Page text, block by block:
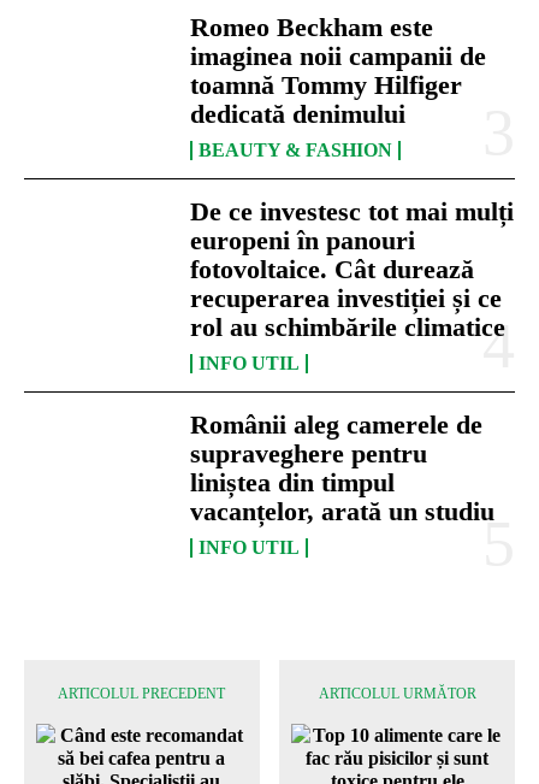
Romeo Beckham este
imaginea noii campanii de
toamnă Tommy Hilfiger
dedicată denimului
BEAUTY & FASHION
De ce investesc tot mai mulți
europeni în panouri
fotovoltaice. Cât durează
recuperarea investiției și ce
rol au schimbările climatice
INFO UTIL
Românii aleg camerele de
supraveghere pentru
liniștea din timpul
vacanțelor, arată un studiu
INFO UTIL
ARTICOLUL PRECEDENT ARTICOLUL URMĂTOR